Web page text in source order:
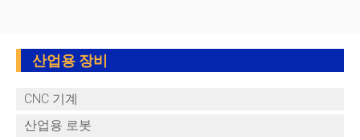
산업용 장비
CNC 기계
산업용 로봇